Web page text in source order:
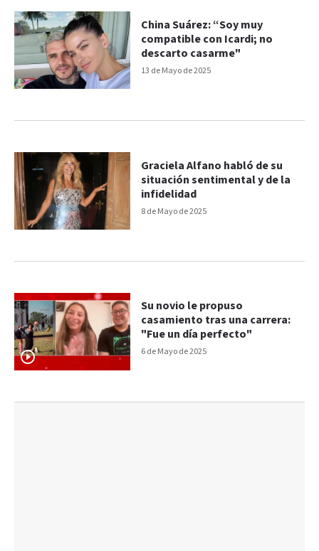
13 de Mayo de 2025
China Suárez: “Soy muy
compatible con Icardi; no
descarto casarme"
8 de Mayo de 2025
Graciela Alfano habló de su
situación sentimental y de la
infidelidad
6 de Mayo de 2025
Su novio le propuso
casamiento tras una carrera:
"Fue un día perfecto"